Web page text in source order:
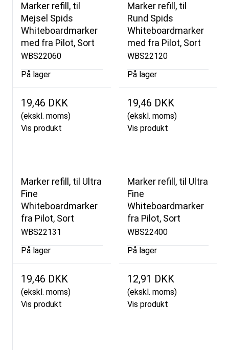
Marker refill, til
Mejsel Spids
Whiteboardmarker
med fra Pilot, Sort
WBS22060
På lager
19,46 DKK
(ekskl. moms)
Vis produkt
Marker refill, til
Rund Spids
Whiteboardmarker
med fra Pilot, Sort
WBS22120
På lager
19,46 DKK
(ekskl. moms)
Vis produkt
Marker refill, til Ultra
Fine
Whiteboardmarker
fra Pilot, Sort
WBS22131
På lager
19,46 DKK
(ekskl. moms)
Vis produkt
Marker refill, til Ultra
Fine
Whiteboardmarker
fra Pilot, Sort
WBS22400
På lager
12,91 DKK
(ekskl. moms)
Vis produkt